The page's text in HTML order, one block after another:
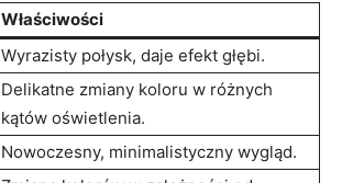
Właściwości
Wyrazisty połysk, daje efekt głębi.
Delikatne zmiany koloru w różnych
kątów oświetlenia.
Nowoczesny, minimalistyczny wygląd.